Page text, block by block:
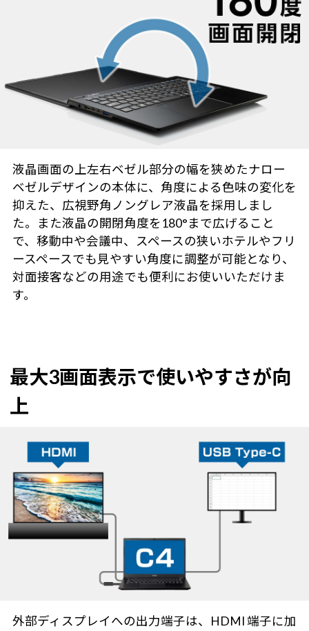
液晶画面の上左右ベゼル部分の幅を狭めたナロー
ベゼルデザインの本体に、角度による色味の変化を
抑えた、広視野角ノングレア液晶を採用しまし
た。また液晶の開閉角度を180°まで広げること
で、移動中や会議中、スペースの狭いホテルやフリ
ースペースでも見やすい角度に調整が可能となり、
対面接客などの用途でも便利にお使いいただけま
す。
最大3画面表示で使いやすさが向
上
外部ディスプレイへの出力端子は、HDMI 端子に加